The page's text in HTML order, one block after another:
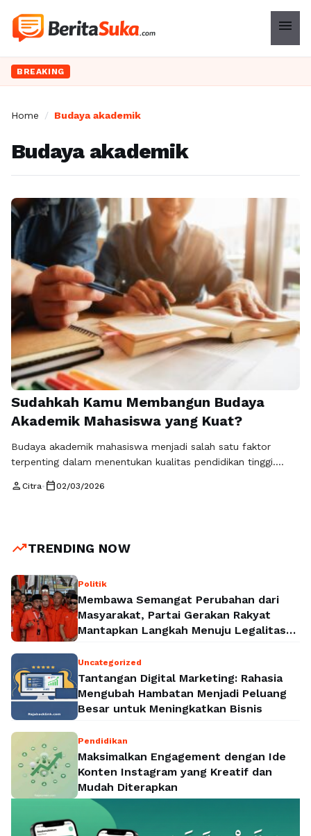
menu
BREAKING
Home / Budaya akademik
Budaya akademik
Sudahkah Kamu Membangun Budaya
Akademik Mahasiswa yang Kuat?
Budaya akademik mahasiswa menjadi salah satu faktor
terpenting dalam menentukan kualitas pendidikan tinggi.
hanya diukur dari nilai IPK atau kelulusan tepat waktu.
akademik mahasiswa. Di tengah perkembangan …
person Citra• calendar_today02/03/2026
trending_upTRENDING NOW
Politik
Membawa Semangat Perubahan dari
Masyarakat, Partai Gerakan Rakyat
Mantapkan Langkah Menuju Legalitas
Uncategorized
Tantangan Digital Marketing: Rahasia
Mengubah Hambatan Menjadi Peluang
Besar untuk Meningkatkan Bisnis
Pendidikan
Maksimalkan Engagement dengan Ide
Konten Instagram yang Kreatif dan
Mudah Diterapkan